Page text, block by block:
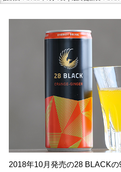
2018年10月発売の28 BLACK